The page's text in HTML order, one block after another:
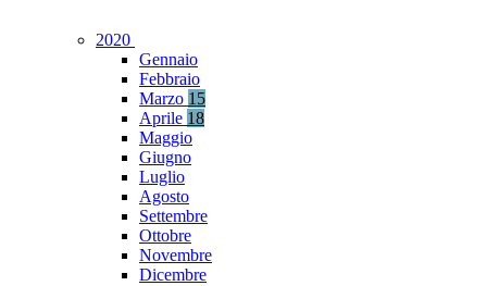
2020
Gennaio
Febbraio
Marzo 15
Aprile 18
Maggio
Giugno
Luglio
Agosto
Settembre
Ottobre
Novembre
Dicembre